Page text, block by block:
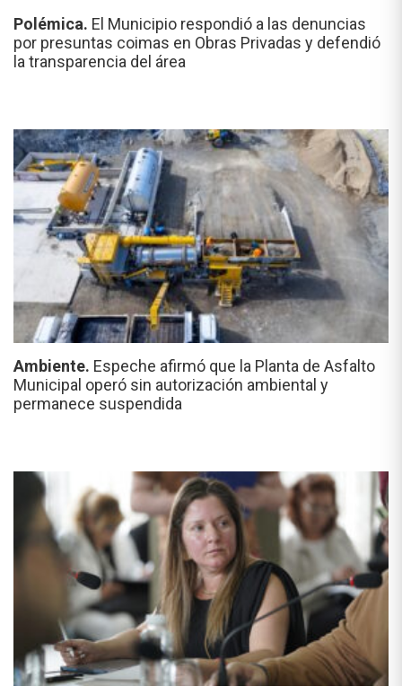
Polémica. El Municipio respondió a las denuncias
por presuntas coimas en Obras Privadas y defendió
la transparencia del área
Ambiente. Espeche afirmó que la Planta de Asfalto
Municipal operó sin autorización ambiental y
permanece suspendida